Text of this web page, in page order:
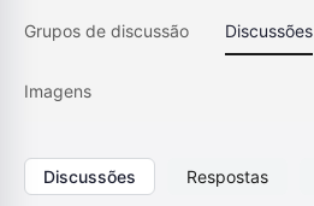
Grupos de discussão Discussões
Imagens
Discussões Respostas